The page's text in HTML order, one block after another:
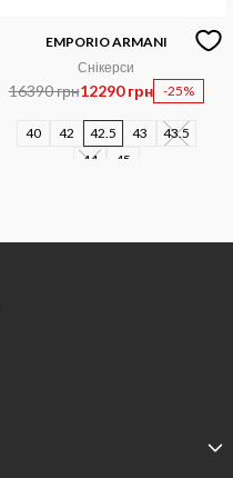
EMPORIO ARMANI
Снікерси
16390 грн12290 грн -25%
40 42 42.5 43
43.5
44
45